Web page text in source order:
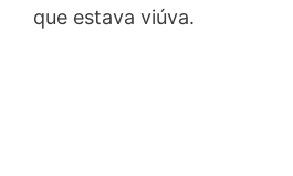
que estava viúva.